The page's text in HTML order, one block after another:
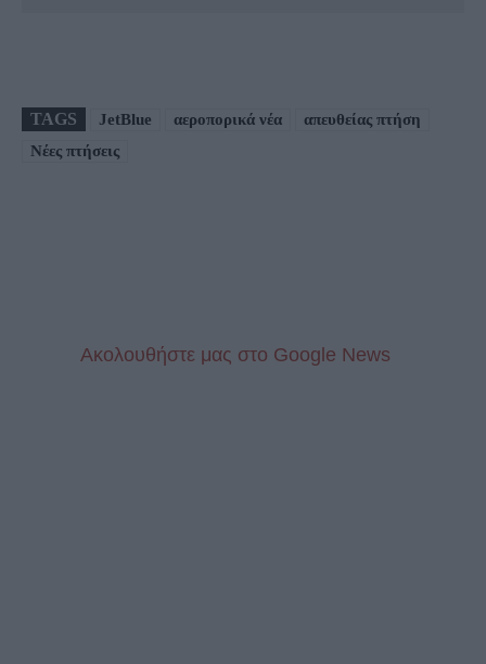
TAGS JetBlue αεροπορικά νέα
απευθείας πτήση
Νέες πτήσεις
Aκολουθήστε μας στo Google News